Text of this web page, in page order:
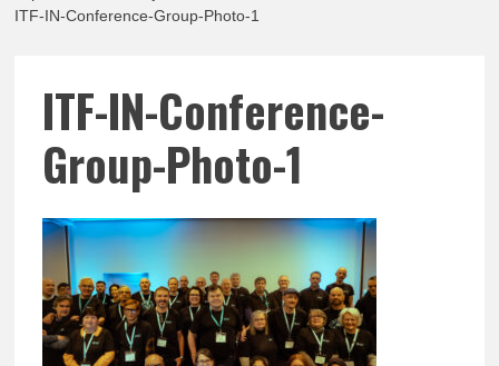
ITF-IN-Conference-Group-Photo-1
ITF-IN-Conference-
Group-Photo-1